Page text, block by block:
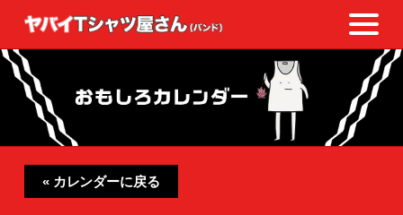
« カレンダーに戻る